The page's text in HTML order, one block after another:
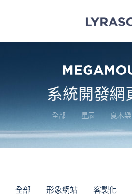
系統開發網
全部 星辰 夏木樂
全部 形象網站 客製化